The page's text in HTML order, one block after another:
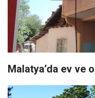
Malatya’da ev ve